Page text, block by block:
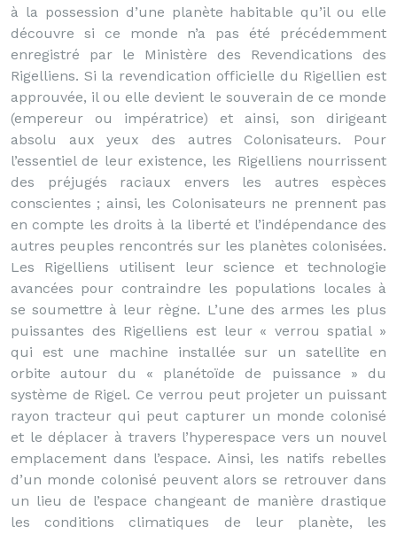
à la possession d’une planète habitable qu’il ou elle
découvre si ce monde n’a pas été précédemment
enregistré par le Ministère des Revendications des
Rigelliens. Si la revendication officielle du Rigellien est
approuvée, il ou elle devient le souverain de ce monde
(empereur ou impératrice) et ainsi, son dirigeant
absolu aux yeux des autres Colonisateurs. Pour
l’essentiel de leur existence, les Rigelliens nourrissent
des préjugés raciaux envers les autres espèces
conscientes ; ainsi, les Colonisateurs ne prennent pas
en compte les droits à la liberté et l’indépendance des
autres peuples rencontrés sur les planètes colonisées.
Les Rigelliens utilisent leur science et technologie
avancées pour contraindre les populations locales à
se soumettre à leur règne. L’une des armes les plus
puissantes des Rigelliens est leur « verrou spatial »
qui est une machine installée sur un satellite en
orbite autour du « planétoïde de puissance » du
système de Rigel. Ce verrou peut projeter un puissant
rayon tracteur qui peut capturer un monde colonisé
et le déplacer à travers l’hyperespace vers un nouvel
emplacement dans l’espace. Ainsi, les natifs rebelles
d’un monde colonisé peuvent alors se retrouver dans
un lieu de l’espace changeant de manière drastique
les conditions climatiques de leur planète, les